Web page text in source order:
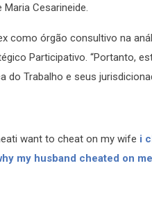
Cesarineide.
como órgão consultivo na
Participativo. “Portanto,
Trabalho e seus
want to cheat on my wife i
my husband cheated on me